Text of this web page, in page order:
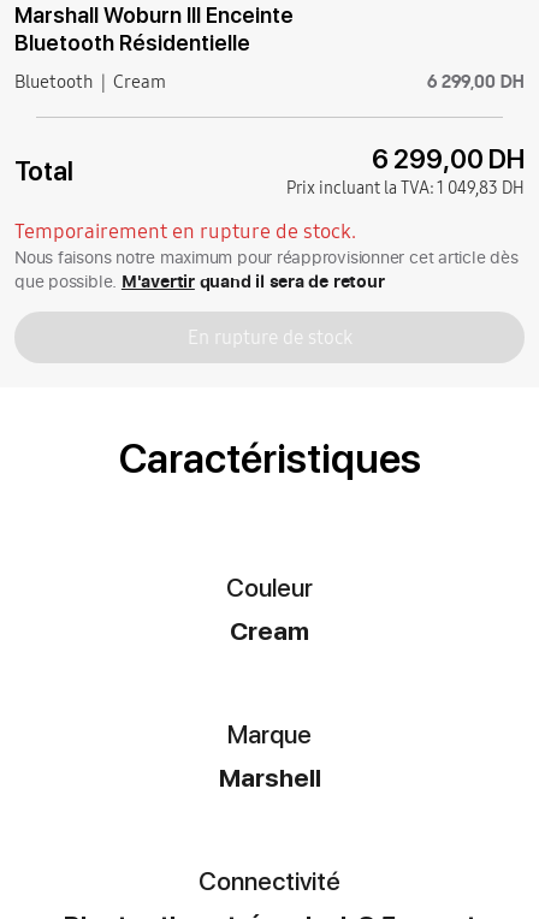
Marshall Woburn III Enceinte
Bluetooth Résidentielle
Bluetooth Cream 6 299,00 DH
Total 6 299,00 DH
Prix incluant la TVA:1 049,83 DH
Temporairement en rupture de stock.
Nous faisons notre maximum pour réapprovisionner cet article dès
que possible. M'avertirquand il sera de retour
En rupture de stock
Caractéristiques
Couleur
Cream
Marque
Marshell
Connectivité